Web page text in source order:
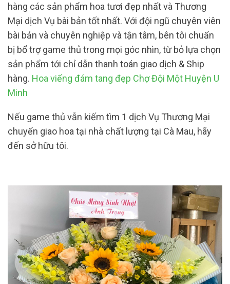
hàng các sản phẩm hoa tươi đẹp nhất và Thương
Mại dịch Vụ bài bản tốt nhất. Với đội ngũ chuyên viên
bài bản và chuyên nghiệp và tận tâm, bên tôi chuẩn
bị bổ trợ game thủ trong mọi góc nhìn, từ bỏ lựa chọn
sản phẩm tới chỉ dẫn thanh toán giao dịch & Ship
hàng. Hoa viếng đám tang đẹp Chợ Đội Một Huyện U
Minh
Nếu game thủ vẫn kiếm tìm 1 dịch Vụ Thương Mại
chuyển giao hoa tại nhà chất lượng tại Cà Mau, hãy
đến sở hữu tôi.